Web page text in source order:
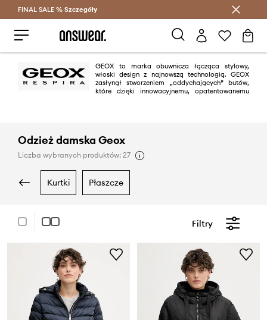
Oszczędzaj z Answear Club >
FINAL SALE % Szczegóły
GEOX to marka obuwnicza łącząca stylowy,
włoski design z najnowszą technologią. GEOX
zasłynął stworzeniem „oddychających” butów,
które dzięki innowacyjnemu, opatentowanemu
Odzież damska Geox
Liczba wybranych produktów: 27
kurtki płaszcze
Filtry